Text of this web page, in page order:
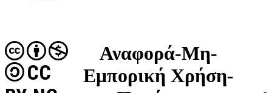
Αναφορά-Μη-
Εμπορική Χρήση-
CC